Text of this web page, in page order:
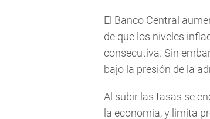
El Banco Central
de que los niveles
consecutiva. Sin
bajo la presión de la
Al subir las tasas se
la economía, y limita